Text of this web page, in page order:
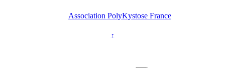
Association PolyKystose France
↑